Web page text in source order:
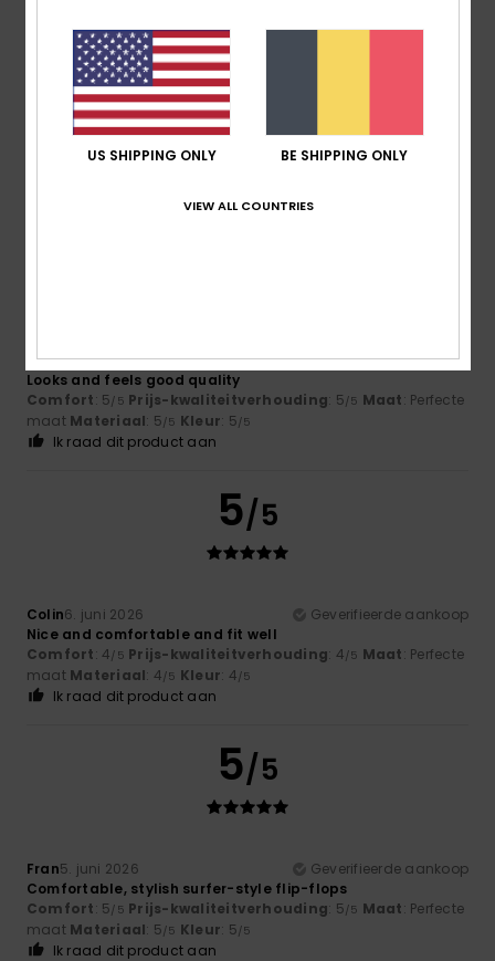
16. juni 2026
comfort and colours
Materiaal : 4 Kleur
Ian16. juni 2026
Geverifieerde aankoop
Looks and feels good quality
Comfort: 5/5 Prijs-kwaliteitverhouding: 5/5 Maat: Perfecte
maat Materiaal: 5/5 Kleur: 5/5
Ik raad dit product aan
5/5
Colin6. juni 2026
Geverifieerde aankoop
Nice and comfortable and fit well
Comfort: 4/5 Prijs-kwaliteitverhouding: 4/5 Maat: Perfecte
maat Materiaal: 4/5 Kleur: 4/5
Ik raad dit product aan
5/5
Fran5. juni 2026
Geverifieerde aankoop
Comfortable, stylish surfer-style flip-flops
Comfort: 5/5 Prijs-kwaliteitverhouding: 5/5 Maat: Perfecte
maat Materiaal: 5/5 Kleur: 5/5
Ik raad dit product aan
US SHIPPING ONLY BE SHIPPING ONLY
VIEW ALL COUNTRIES